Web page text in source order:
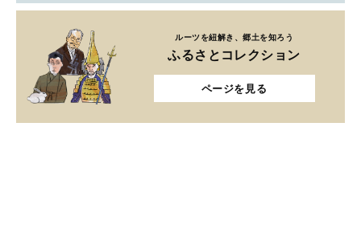
ルーツを紐解き、郷土を知ろう
ふるさとコレクション
ページを見る